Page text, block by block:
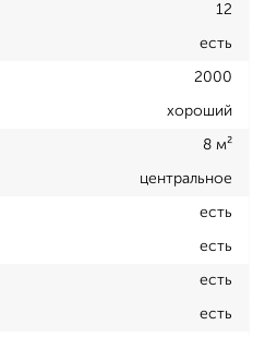
12
есть
2000
хороший
8 м²
центральное
есть
есть
есть
есть